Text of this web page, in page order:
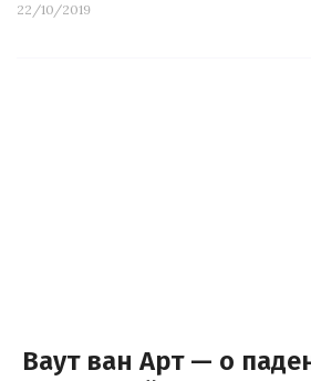
22/10/2019
Ваут ван Арт — о